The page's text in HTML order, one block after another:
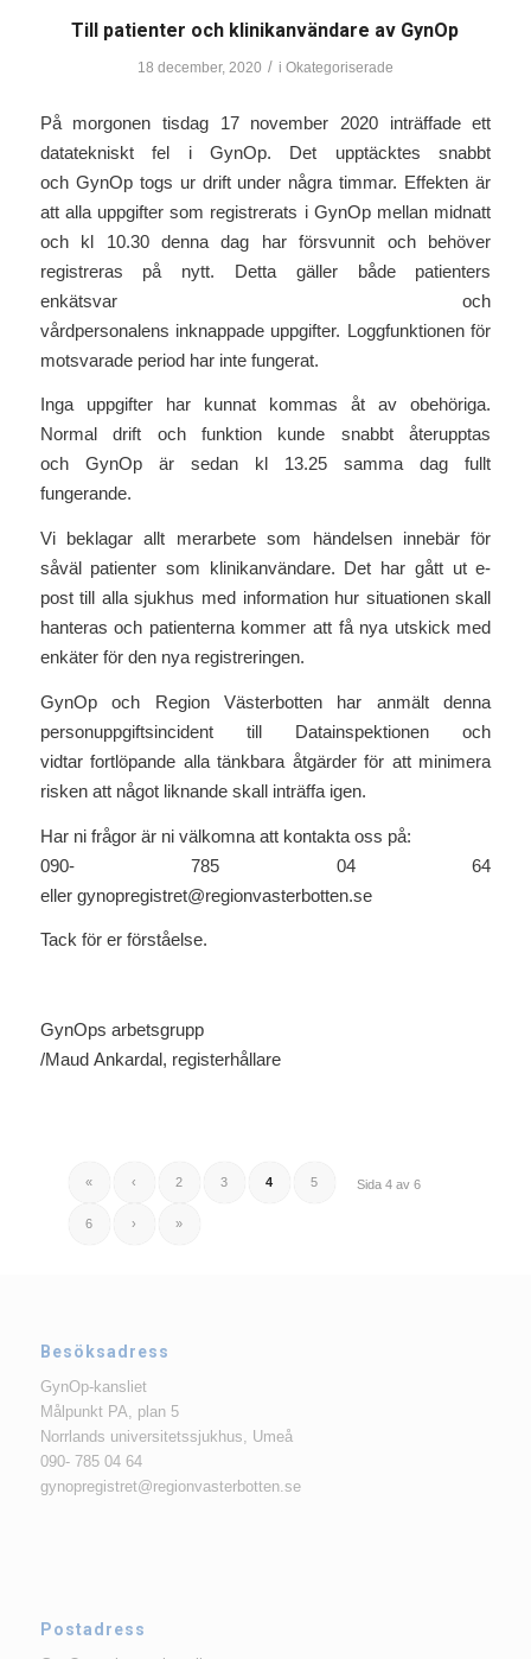
Till patienter och klinikanvändare av GynOp
18 december, 2020 / i Okategoriserade
På morgonen tisdag 17 november 2020 inträffade ett
datatekniskt fel i GynOp. Det upptäcktes snabbt
och GynOp togs ur drift under några timmar. Effekten är
att alla uppgifter som registrerats i GynOp mellan midnatt
och kl 10.30 denna dag har försvunnit och behöver
registreras på nytt. Detta gäller både patienters
enkätsvar och
vårdpersonalens inknappade uppgifter. Loggfunktionen för
motsvarade period har inte fungerat.
Inga uppgifter har kunnat kommas åt av obehöriga.
Normal drift och funktion kunde snabbt återupptas
och GynOp är sedan kl 13.25 samma dag fullt
fungerande.
Vi beklagar allt merarbete som händelsen innebär för
såväl patienter som klinikanvändare. Det har gått ut e-
post till alla sjukhus med information hur situationen skall
hanteras och patienterna kommer att få nya utskick med
enkäter för den nya registreringen.
GynOp och Region Västerbotten har anmält denna
personuppgiftsincident till Datainspektionen och
vidtar fortlöpande alla tänkbara åtgärder för att minimera
risken att något liknande skall inträffa igen.
Har ni frågor är ni välkomna att kontakta oss på:
090- 785 04 64
eller gynopregistret@regionvasterbotten.se
Tack för er förståelse.
GynOps arbetsgrupp
/Maud Ankardal, registerhållare
Sida 4 av 6
« ‹ 2 3 4 5
6 › »
Besöksadress
GynOp-kansliet
Målpunkt PA, plan 5
Norrlands universitetssjukhus, Umeå
090- 785 04 64
gynopregistret@regionvasterbotten.se
Postadress